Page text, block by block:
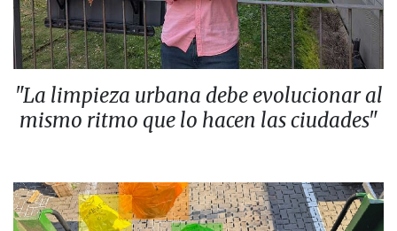
"La limpieza urbana debe evolucionar al
mismo ritmo que lo hacen las ciudades"